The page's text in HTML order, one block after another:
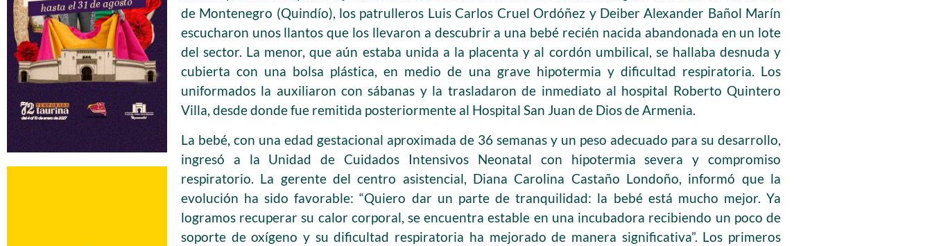
de Montenegro (Quindío), los patrulleros Luis Carlos Cruel Ordóñez y Deiber Alexander Bañol Marín
escucharon unos llantos que los llevaron a descubrir a una bebé recién nacida abandonada en un lote
del sector. La menor, que aún estaba unida a la placenta y al cordón umbilical, se hallaba desnuda y
cubierta con una bolsa plástica, en medio de una grave hipotermia y dificultad respiratoria. Los
uniformados la auxiliaron con sábanas y la trasladaron de inmediato al hospital Roberto Quintero
Villa, desde donde fue remitida posteriormente al Hospital San Juan de Dios de Armenia.
La bebé, con una edad gestacional aproximada de 36 semanas y un peso adecuado para su desarrollo,
ingresó a la Unidad de Cuidados Intensivos Neonatal con hipotermia severa y compromiso
respiratorio. La gerente del centro asistencial, Diana Carolina Castaño Londoño, informó que la
evolución ha sido favorable: “Quiero dar un parte de tranquilidad: la bebé está mucho mejor. Ya
logramos recuperar su calor corporal, se encuentra estable en una incubadora recibiendo un poco de
soporte de oxígeno y su dificultad respiratoria ha mejorado de manera significativa”. Los primeros